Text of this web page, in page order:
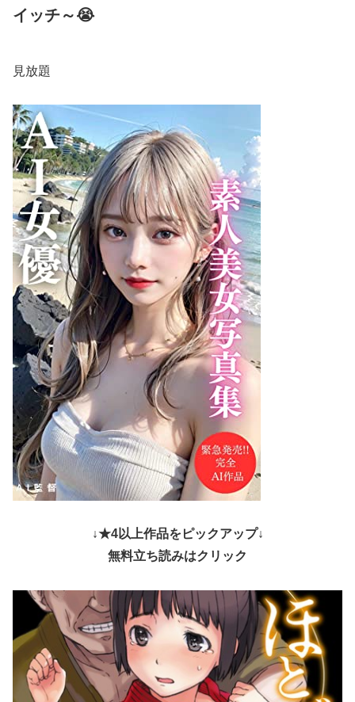
イッチ～😭
見放題
↓★4以上作品をピックアップ↓
無料立ち読みはクリック